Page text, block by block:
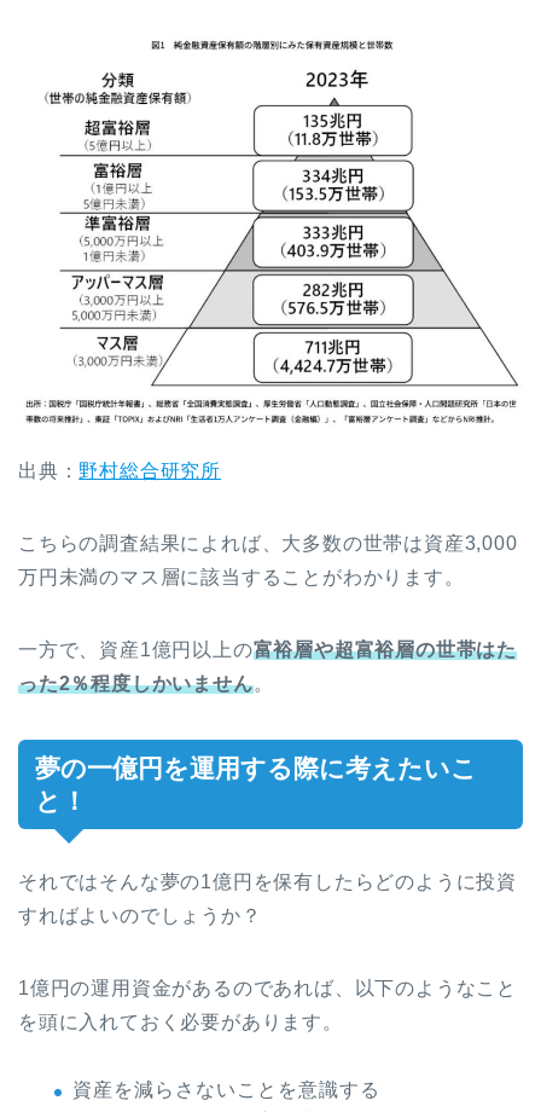
出典： 野村総合研究所
こちらの調査結果によれば、大多数の世帯は資産3,000
万円未満のマス層に該当することがわかります。
一方で、資産1億円以上の富裕層や超富裕層の世帯はた
った2％程度しかいません。
夢の一億円を運用する際に考えたいこ
と！
それではそんな夢の1億円を保有したらどのように投資
すればよいのでしょうか？
1億円の運用資金があるのであれば、以下のようなこと
を頭に入れておく必要があります。
資産を減らさないことを意識する